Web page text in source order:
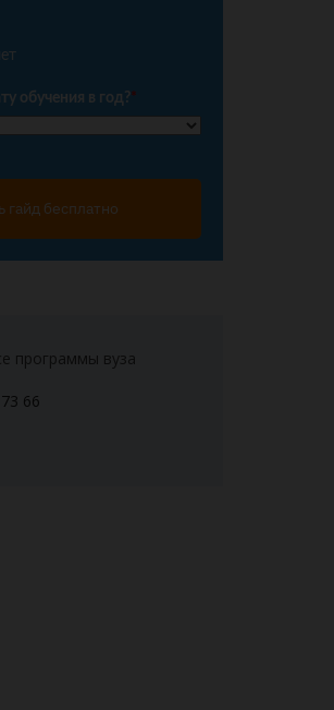
обучения в год?*
гайд бесплатно
программы вуза
66